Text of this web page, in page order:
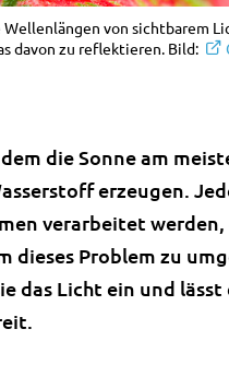
von sichtbarem
davon zu reflektieren. Bild:
die Sonne am
erzeugen.
verarbeitet
dieses Problem zu
das Licht ein und